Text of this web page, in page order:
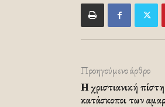
Προηγούμενο άρθρο
Η χριστιανική
κατάσκοποι των